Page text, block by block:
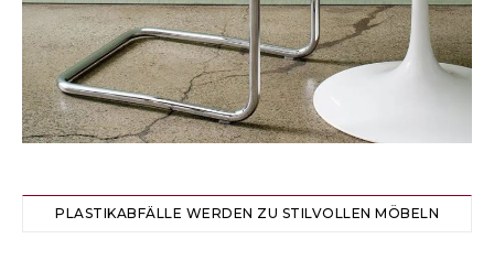
PLASTIKABFÄLLE WERDEN ZU STILVOLLEN MÖBELN